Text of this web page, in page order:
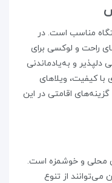
مناسب است. در
راحت و لوکسی برای
دلپذیر و به‌یادماندنی
با کیفیت، ویلاهای
اقامتی در این
محلی و خوشمزه است.
می‌توانند از تنوع